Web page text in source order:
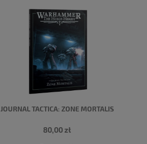
JOURNAL TACTICA: ZONE MORTALIS
80,00 zł